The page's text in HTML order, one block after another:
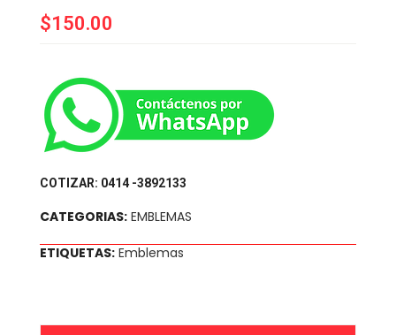
$150.00
COTIZAR: 0414 -3892133
CATEGORIAS: EMBLEMAS
ETIQUETAS: Emblemas